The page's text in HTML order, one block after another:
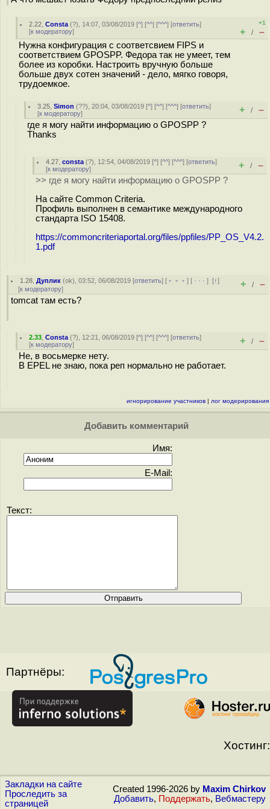
2.22 ,Consta (?), 14:07, 03/08/2019 [^] [^^] [^^^] [ответить]
[к модератору]
+1
+ / –
Нужна конфигурация с соответсвием FIPS и
соответствием GPOSPP. Федора так не умеет, тем
более из коробки. Настроить вручную больше
больше двух сотен значений - дело, мягко говоря,
трудоемкое.
3.25 ,Simon (??), 20:04, 03/08/2019 [^] [^^] [^^^] [ответить]
[к модератору] + / –
где я могу найти информацию о GPOSPP ?
Thanks
4.27 ,consta (?), 12:54, 04/08/2019 [^] [^^] [^^^] [ответить]
[к модератору] + / –
>> где я могу найти информацию о GPOSPP ?
На сайте Common Criteria.
Профиль выполнен в семантике международного
стандарта ISO 15408.
https://commoncriteriaportal.org/files/ppfiles/PP_OS_V4.2.
1.pdf
1.28 ,Дуплик (ok), 03:52, 06/08/2019 [ответить] [ ﹢﹢﹢] [ · · ·][↑]
[к модератору] + / –
tomcat там есть?
2.33 ,Consta (?), 12:21, 06/08/2019 [^] [^^] [^^^] [ответить]
[к модератору] + / –
Не, в восьмерке нету.
В EPEL не знаю, пока реп нормально не работает.
игнорирование участников | лог модерирования
Добавить комментарий
Имя:
E-Mail:
Текст:
Партнёры:
Хостинг:
Закладки на сайте
Проследить за
страницей
Created 1996-2026 by Maxim Chirkov
Добавить, Поддержать, Вебмастеру